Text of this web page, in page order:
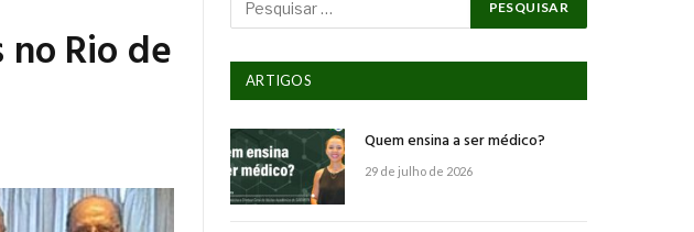
Rio de ARTIGOS
Quem ensina a ser médico?
29 de julho de 2026